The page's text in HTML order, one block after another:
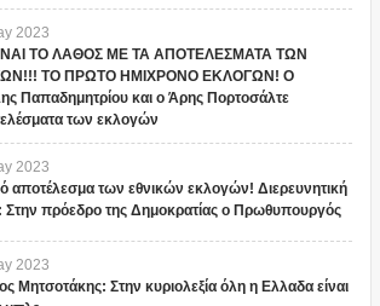
2023
ΤΟ ΛΑΘΟΣ ΜΕ ΤΑ ΑΠΟΤΕΛΕΣΜΑΤΑ ΤΩΝ
ΤΟ ΠΡΩΤΟ ΗΜΙΧΡΟΝΟ ΕΚΛΟΓΩΝ! Ο
Παπαδημητρίου και ο Άρης Πορτοσάλτε
των εκλογών
2023
αποτέλεσμα των εθνικών εκλογών! Διερευνητική
Στην πρόεδρο της Δημοκρατίας ο Πρωθυπουργός
2023
Μητσοτάκης: Στην κυριολεξία όλη η Ελλαδα είναι